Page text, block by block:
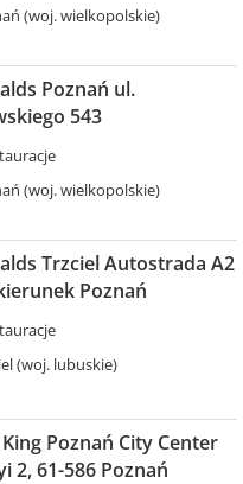
(woj. wielkopolskie)
Poznań ul.
543
(woj. wielkopolskie)
Trzciel Autostrada A2
Poznań
(woj. lubuskie)
Poznań City Center
2, 61-586 Poznań